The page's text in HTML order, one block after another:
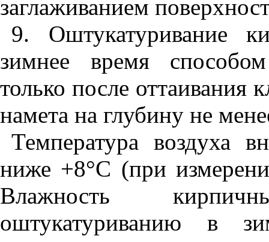
заглаживанием
9. Оштукатуривание
зимнее время
только после оттаивания
намета на глубину не
Температура воздуха
ниже +8°C (при
Влажность
оштукатуриванию в